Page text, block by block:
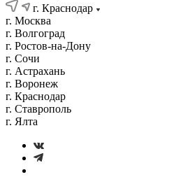
г. Краснодар
г. Москва
г. Волгоград
г. Ростов-на-Дону
г. Сочи
г. Астрахань
г. Воронеж
г. Краснодар
г. Ставрополь
г. Ялта